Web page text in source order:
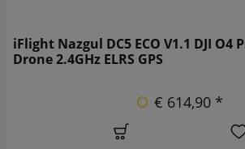
iFlight Nazgul DC5 ECO V1.1 DJI O4
Drone 2.4GHz ELRS GPS
€ 614,90 *